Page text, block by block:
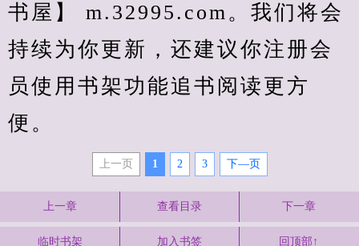
书屋】 m.32995.com。我们将会
持续为你更新，还建议你注册会
员使用书架功能追书阅读更方
便。
上一页 1 2 3 下—页
上一章 查看目录 下一章
临时书架 加入书签 回顶部↑